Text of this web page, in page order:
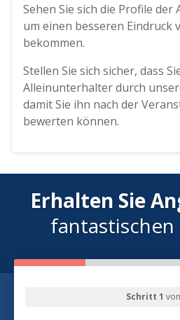
Sehen Sie sich die Profile
um einen besseren Eindruck
bekommen.
Stellen Sie sich sicher, dass
Alleinunterhalter durch
damit Sie ihn nach der
bewerten können.
Erhalten Sie
fantastischen
Schritt 1